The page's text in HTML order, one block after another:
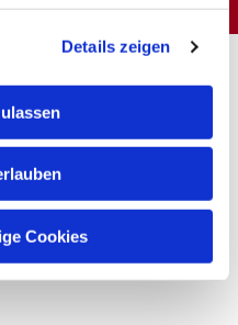
Details zeigen
Cookies